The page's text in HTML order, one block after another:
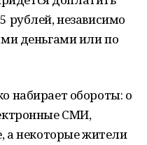
рублей, независимо
деньгами или по
набирает обороты: о
СМИ,
а некоторые жители